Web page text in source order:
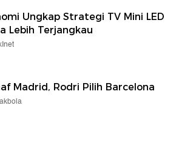
Ungkap Strategi TV Mini LED
Lebih Terjangkau
Madrid, Rodri Pilih Barcelona